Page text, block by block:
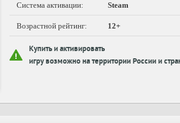
Система активации: Steam
Возрастной рейтинг: 12+
Купить и активировать
игру возможно на территории России и